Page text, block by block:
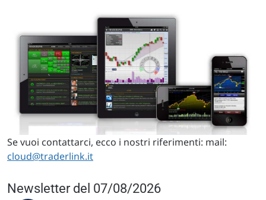
Se vuoi contattarci, ecco i nostri riferimenti: mail:
cloud@traderlink.it
Newsletter del 07/08/2026